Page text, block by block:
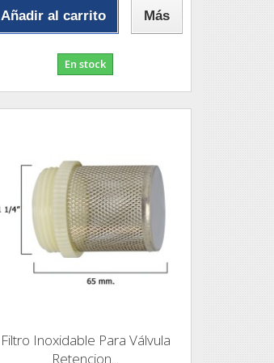
Añadir al carrito Más
En stock
Filtro Inoxidable Para Válvula
Retencion...